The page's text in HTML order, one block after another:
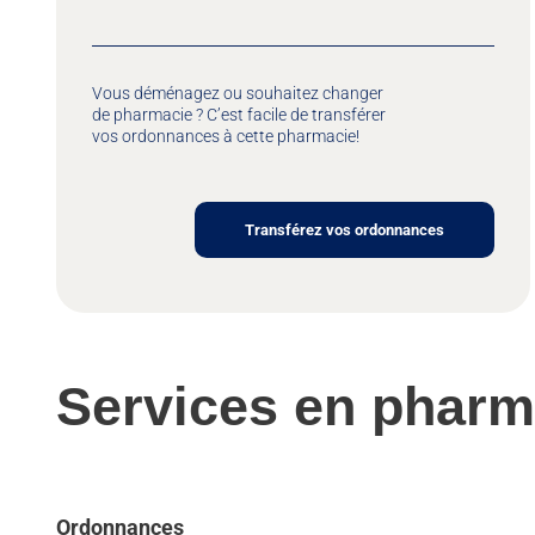
Vous déménagez ou souhaitez changer
de pharmacie ? C’est facile de transférer
vos ordonnances à cette pharmacie!
Transférez vos ordonnances
Services en
Ordonnances